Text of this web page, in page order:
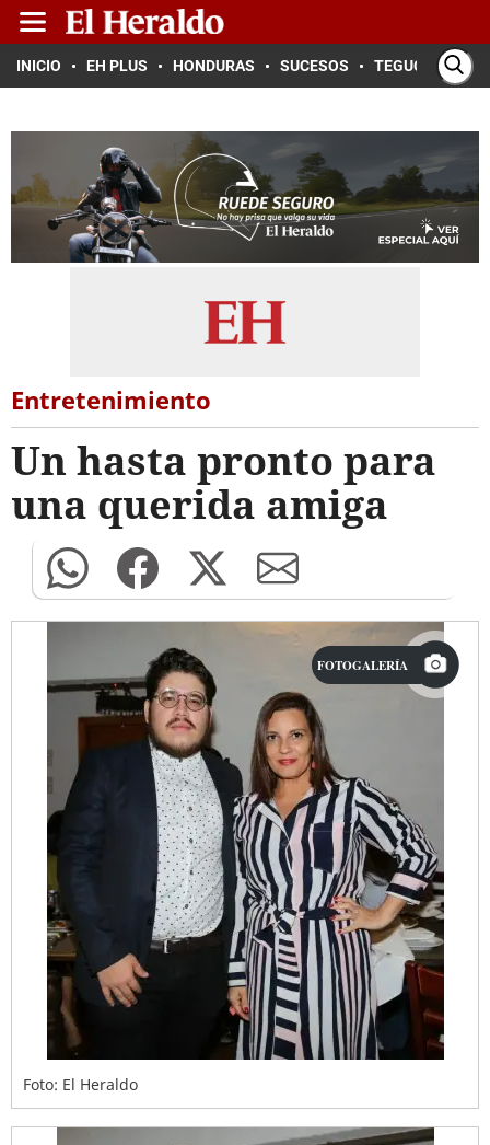
INICIO EH PLUS HONDURAS SUCESOS TEGUCIGALPA
Entretenimiento
Un hasta pronto para
una querida amiga
FOTOGALERÍA
Foto: El Heraldo